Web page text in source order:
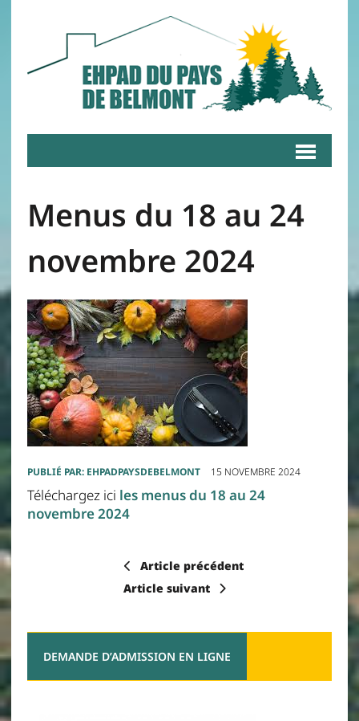
Menus du 18 au 24
novembre 2024
PUBLIÉ PAR: EHPADPAYSDEBELMONT 15 NOVEMBRE 2024
Téléchargez ici les menus du 18 au 24
novembre 2024
Article précédent
Article suivant
DEMANDE D’ADMISSION EN LIGNE